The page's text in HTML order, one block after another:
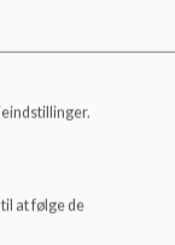
at følge de